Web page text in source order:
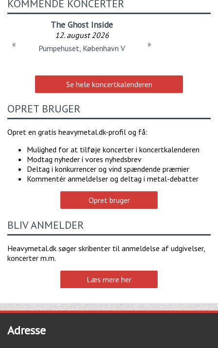
KOMMENDE KONCERTER
The Ghost Inside
12. august 2026
Pumpehuset, København V
« »
Se hele koncertkalenderen
OPRET BRUGER
Opret en gratis heavymetal.dk-profil og få:
Mulighed for at tilføje koncerter i koncertkalenderen
Modtag nyheder i vores nyhedsbrev
Deltag i konkurrencer og vind spændende præmier
Kommentér anmeldelser og deltag i metal-debatter
Opret bruger
BLIV ANMELDER
Heavymetal.dk søger skribenter til anmeldelse af udgivelser,
koncerter m.m.
Læs mere her
Adresse